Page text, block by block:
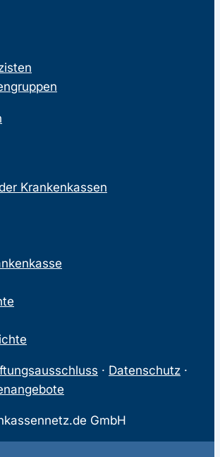
Krankenkassen
· Datenschutz ·
GmbH